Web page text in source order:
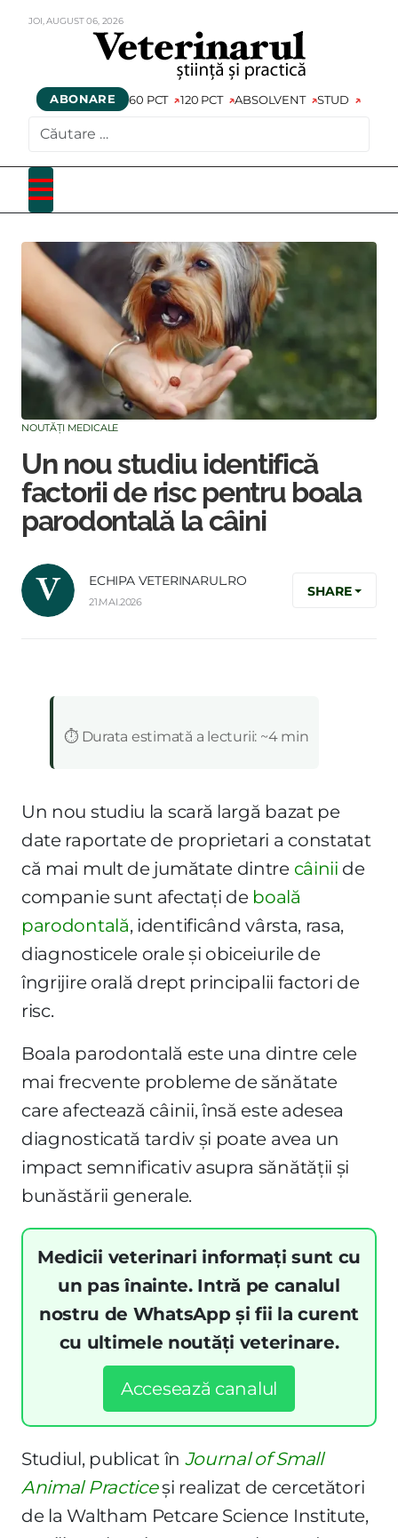
JOI,AUGUST06, 2026
ABONARE 60 PCT 120 PCT ABSOLVENT STUD
NOUTĂȚI MEDICALE
Un nou studiu identifică
factorii de risc pentru boala
parodontală la câini
ECHIPA VETERINARUL.RO
21.MAI.2026
SHARE
⏱️ Durata estimată a lecturii: ~4 min
Un nou studiu la scară largă bazat pe
date raportate de proprietari a constatat
că mai mult de jumătate dintre câinii de
companie sunt afectați de boală
parodontală, identificând vârsta, rasa,
diagnosticele orale și obiceiurile de
îngrijire orală drept principalii factori de
risc.
Boala parodontală este una dintre cele
mai frecvente probleme de sănătate
care afectează câinii, însă este adesea
diagnosticată tardiv și poate avea un
impact semnificativ asupra sănătății și
bunăstării generale.
Medicii veterinari informați sunt cu
un pas înainte. Intră pe canalul
nostru de WhatsApp și fii la curent
cu ultimele noutăți veterinare.
Accesează canalul
Studiul, publicat în Journal of Small
Animal Practiceși realizat de cercetători
de la Waltham Petcare Science Institute,